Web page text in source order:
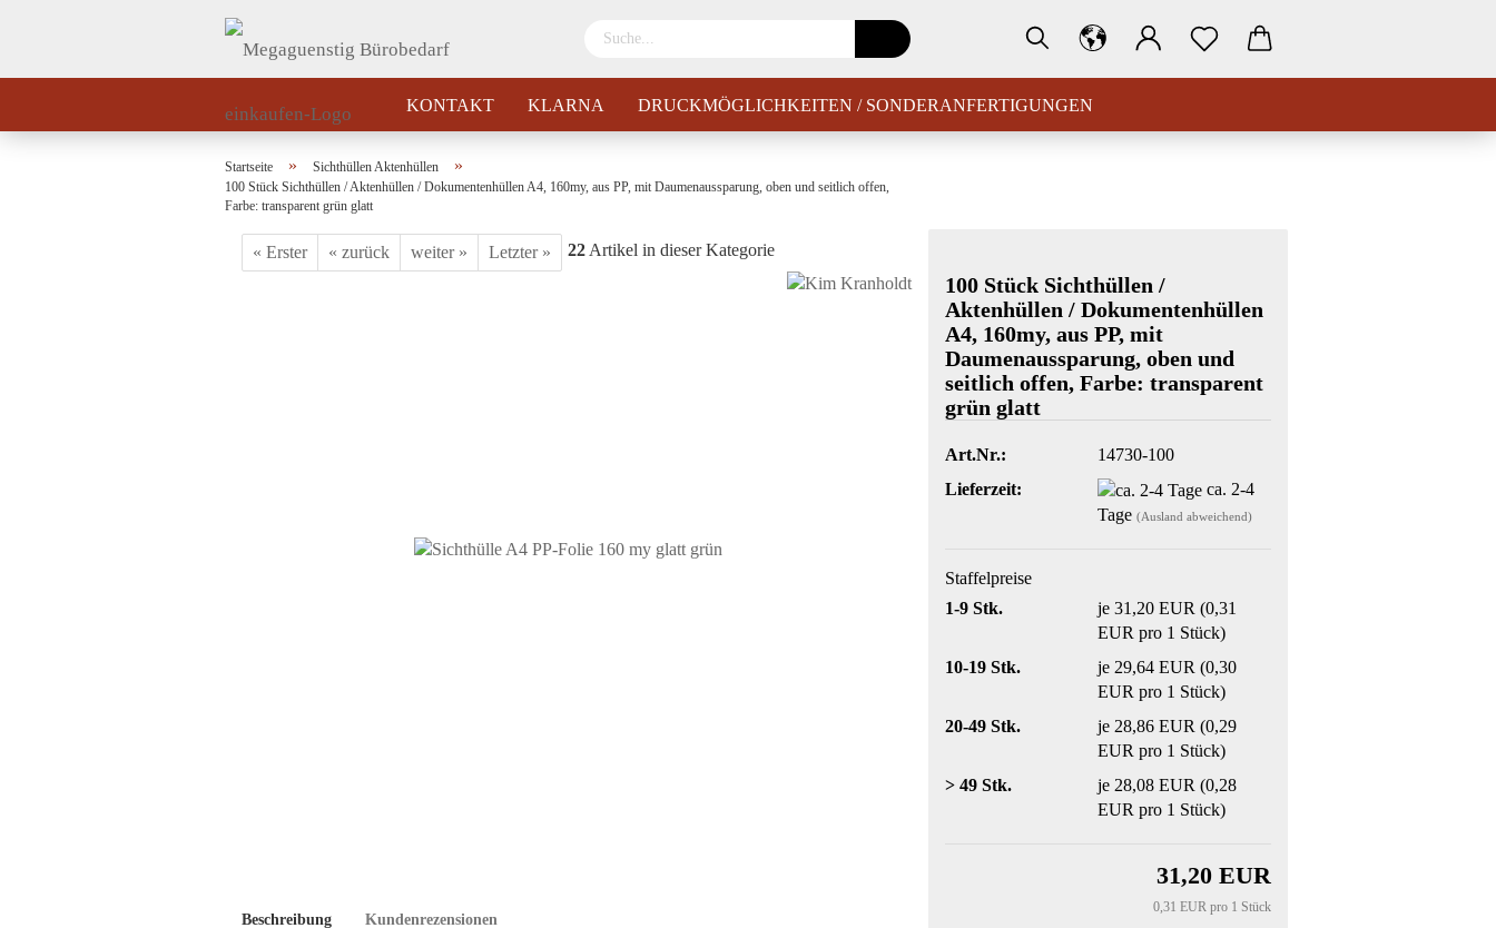
KONTAKT KLARNA DRUCKMÖGLICHKEITEN / SONDERANFERTIGUNGEN
Startseite » Sichthüllen Aktenhüllen »
100 Stück Sichthüllen / Aktenhüllen / Dokumentenhüllen A4, 160my, aus PP, mit Daumenaussparung, oben und seitlich offen,
Farbe: transparent grün glatt
« Erster « zurück weiter » Letzter » 22 Artikel in dieser Kategorie
100 Stück Sichthüllen /
Aktenhüllen / Dokumentenhüllen
A4, 160my, aus PP, mit
Daumenaussparung, oben und
seitlich offen, Farbe: transparent
grün glatt
Art.Nr.:
14730-100
Lieferzeit:
ca. 2-4
Tage (Ausland abweichend)
Staffelpreise
1-9 Stk.
je 31,20 EUR (0,31
EUR pro 1 Stück)
10-19 Stk.
je 29,64 EUR (0,30
EUR pro 1 Stück)
20-49 Stk.
je 28,86 EUR (0,29
EUR pro 1 Stück)
> 49 Stk.
je 28,08 EUR (0,28
EUR pro 1 Stück)
31,20 EUR
0,31 EUR pro 1 Stück
Beschreibung Kundenrezensionen